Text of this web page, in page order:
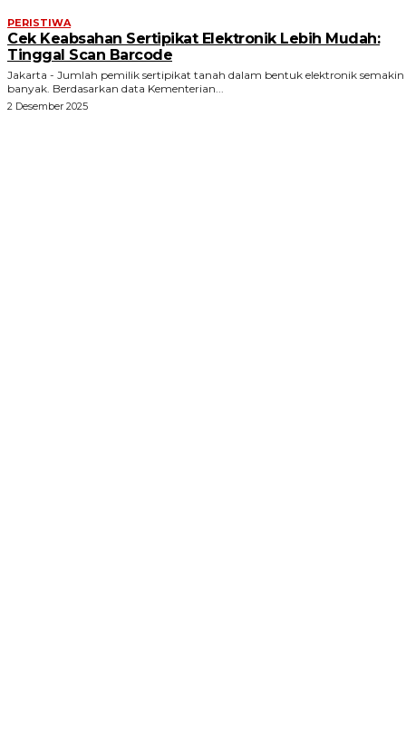
PERISTIWA
Cek Keabsahan Sertipikat Elektronik Lebih Mudah:
Tinggal Scan Barcode
Jakarta - Jumlah pemilik sertipikat tanah dalam bentuk elektronik semakin
banyak. Berdasarkan data Kementerian...
2 Desember 2025